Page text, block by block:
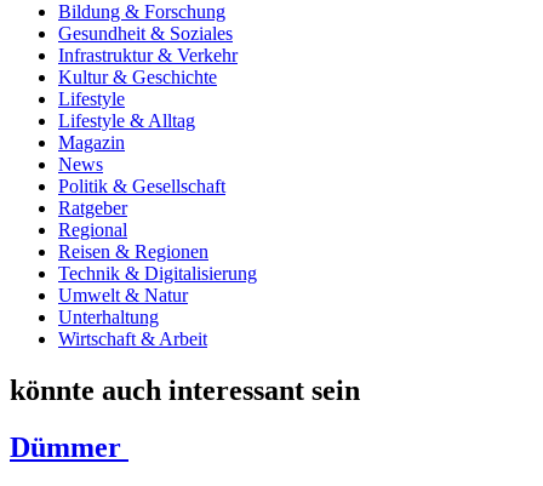
Bildung & Forschung
Gesundheit & Soziales
Infrastruktur & Verkehr
Kultur & Geschichte
Lifestyle
Lifestyle & Alltag
Magazin
News
Politik & Gesellschaft
Ratgeber
Regional
Reisen & Regionen
Technik & Digitalisierung
Umwelt & Natur
Unterhaltung
Wirtschaft & Arbeit
könnte auch interessant sein
Dümmer